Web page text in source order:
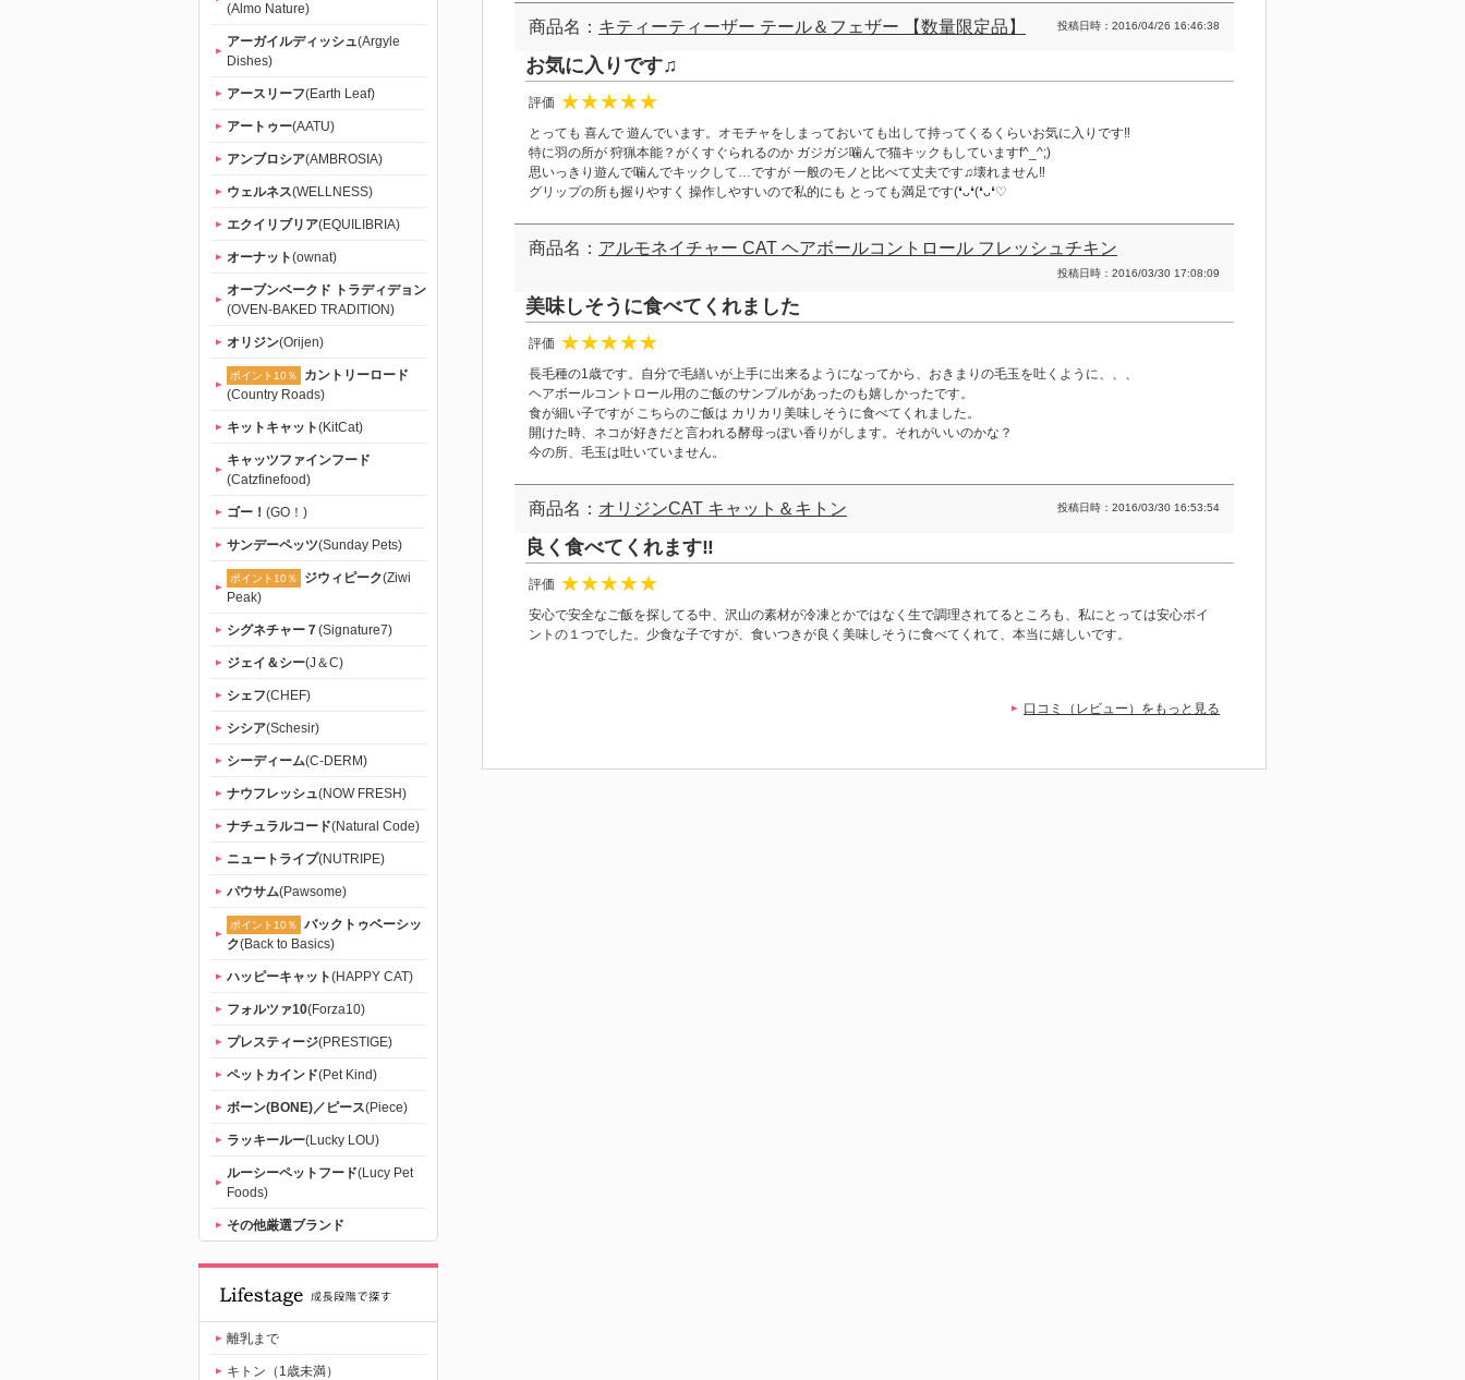
(Almo Nature)
アーガイルディッシュ(Argyle
Dishes)
アースリーフ(Earth Leaf)
アートゥー(AATU)
アンブロシア(AMBROSIA)
ウェルネス(WELLNESS)
エクイリブリア(EQUILIBRIA)
オーナット(ownat)
オーブンベークド トラディデョン
(OVEN-BAKED TRADITION)
オリジン(Orijen)
ポイント10％
カントリーロード
(Country Roads)
キットキャット(KitCat)
キャッツファインフード
(Catzfinefood)
ゴー！ (GO！)
サンデーペッツ(Sunday Pets)
ポイント10％ ジウィピーク(Ziwi
Peak)
シグネチャー７(Signature7)
ジェイ＆シー(J＆C)
シェフ(CHEF)
シシア(Schesir)
シーディーム(C-DERM)
ナウフレッシュ(NOW FRESH)
ナチュラルコード(Natural Code)
ニュートライプ(NUTRIPE)
パウサム(Pawsome)
ポイント10％
バックトゥベーシッ
ク(Back to Basics)
ハッピーキャット(HAPPY CAT)
フォルツァ10(Forza10)
プレスティージ(PRESTIGE)
ペットカインド(Pet Kind)
ボーン(BONE)／ピース(Piece)
ラッキールー(Lucky LOU)
ルーシーペットフード(Lucy Pet
Foods)
その他厳選ブランド
離乳まで
キトン（1歳未満）
商品名： キティーティーザー テール＆フェザー 【数量限定品】 投稿日時：2016/04/26 16:46:38
お気に入りです♫
評価
とっても 喜んで 遊んでいます。オモチャをしまっておいても出して持ってくるくらいお気に入りです‼︎
特に羽の所が 狩猟本能？がくすぐられるのか ガジガジ噛んで猫キックもしていますf^_^;)
思いっきり遊んで噛んでキックして…ですが 一般のモノと比べて丈夫です♫壊れません‼︎
グリップの所も握りやすく 操作しやすいので私的にも とっても満足です(❛ᴗ❛(❛ᴗ❛♡
商品名： アルモネイチャー CAT ヘアボールコントロール フレッシュチキン
投稿日時：2016/03/30 17:08:09
美味しそうに食べてくれました
評価
長毛種の1歳です。自分で毛繕いが上手に出来るようになってから、おきまりの毛玉を吐くように、、、
ヘアボールコントロール用のご飯のサンプルがあったのも嬉しかったです。
食が細い子ですが こちらのご飯は カリカリ美味しそうに食べてくれました。
開けた時、ネコが好きだと言われる酵母っぽい香りがします。それがいいのかな？
今の所、毛玉は吐いていません。
商品名： オリジンCAT キャット＆キトン 投稿日時：2016/03/30 16:53:54
良く食べてくれます‼︎
評価
安心で安全なご飯を探してる中、沢山の素材が冷凍とかではなく生で調理されてるところも、私にとっては安心ポイ
ントの１つでした。少食な子ですが、食いつきが良く美味しそうに食べてくれて、本当に嬉しいです。
口コミ（レビュー）をもっと見る